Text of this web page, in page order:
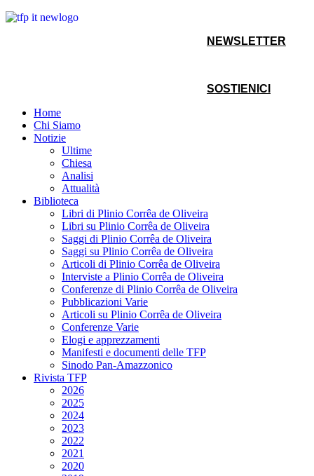
NEWSLETTER
SOSTIENICI
Home
Chi Siamo
Notizie
Ultime
Chiesa
Analisi
Attualità
Biblioteca
Libri di Plinio Corrêa de Oliveira
Libri su Plinio Corrêa de Oliveira
Saggi di Plinio Corrêa de Oliveira
Saggi su Plinio Corrêa de Oliveira
Articoli di Plinio Corrêa de Oliveira
Interviste a Plinio Corrêa de Oliveira
Conferenze di Plinio Corrêa de Oliveira
Pubblicazioni Varie
Articoli su Plinio Corrêa de Oliveira
Conferenze Varie
Elogi e apprezzamenti
Manifesti e documenti delle TFP
Sinodo Pan-Amazzonico
Rivista TFP
2026
2025
2024
2023
2022
2021
2020